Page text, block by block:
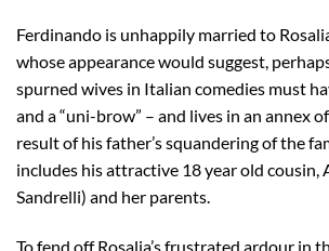
Ferdinando is unhappily married to
whose appearance would suggest,
spurned wives in Italian comedies must
and a “uni-brow” – and lives in an annex
result of his father’s squandering of the
includes his attractive 18 year old cousin,
Sandrelli) and her parents.
To fend off Rosalia’s frustrated ardour in